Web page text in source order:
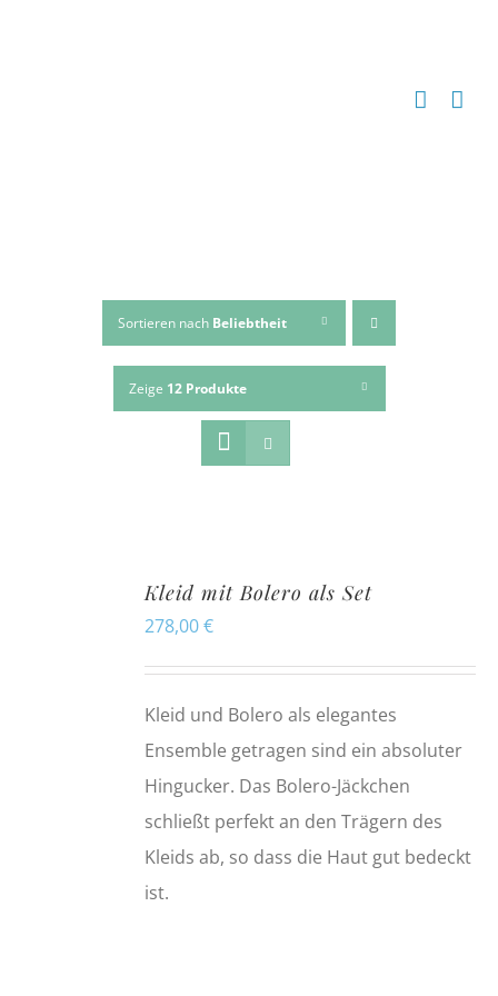
Sortieren nach Beliebtheit
Zeige 12 Produkte
Kleid mit Bolero als Set
278,00€
Kleid und Bolero als elegantes
Ensemble getragen sind ein absoluter
Hingucker. Das Bolero-Jäckchen
schließt perfekt an den Trägern des
Kleids ab, so dass die Haut gut bedeckt
ist.